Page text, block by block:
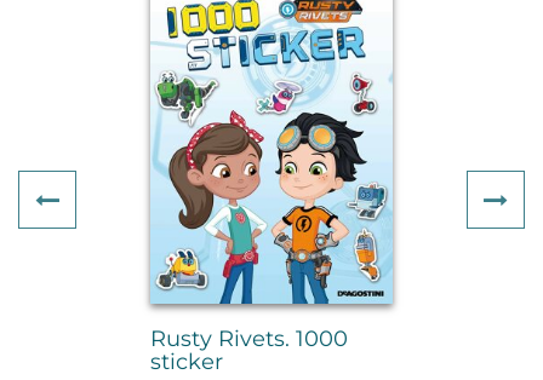
Rusty Rivets. 1000
sticker
Previous